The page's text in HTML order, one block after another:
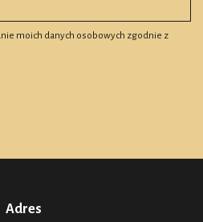
moich danych osobowych zgodnie z
Adres